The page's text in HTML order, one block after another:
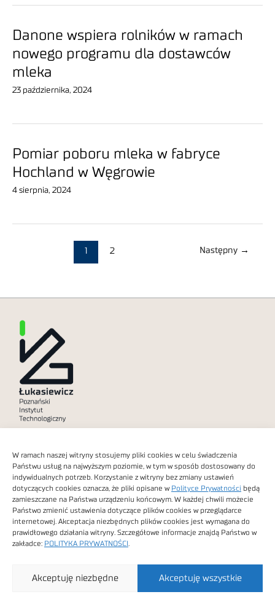
W ramach naszej witryny stosujemy pliki cookies w celu świadczenia
Państwu usług na najwyższym poziomie, w tym w sposób dostosowany do
indywidualnych potrzeb. Korzystanie z witryny bez zmiany ustawień
dotyczących cookies oznacza, że pliki opisane w Polityce Prywatności będą
zamieszczane na Państwa urządzeniu końcowym. W każdej chwili możecie
Państwo zmienić ustawienia dotyczące plików cookies w przeglądarce
internetowej. Akceptacja niezbędnych plików cookies jest wymagana do
prawidłowego działania witryny. Szczegółowe informacje znajdą Państwo w
zakładce: POLITYKA PRYWATNOŚCI
Akceptuję wszystkie
Akceptuję niezbędne
Danone wspiera rolników w ramach
nowego programu dla dostawców
mleka
23 października, 2024
Pomiar poboru mleka w fabryce
Hochland w Węgrowie
4 sierpnia, 2024
1 2 Następny →
Dostępność cyfrowa
Obrazy stockowe
autorstwa
Technologiczny